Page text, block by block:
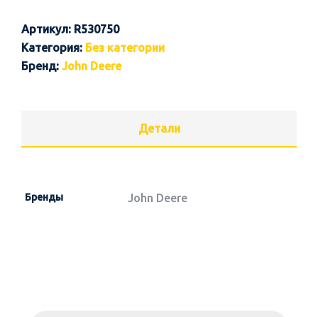
Артикул: R530750
Категория: Без категории
Бренд: John Deere
Детали
Бренды John Deere